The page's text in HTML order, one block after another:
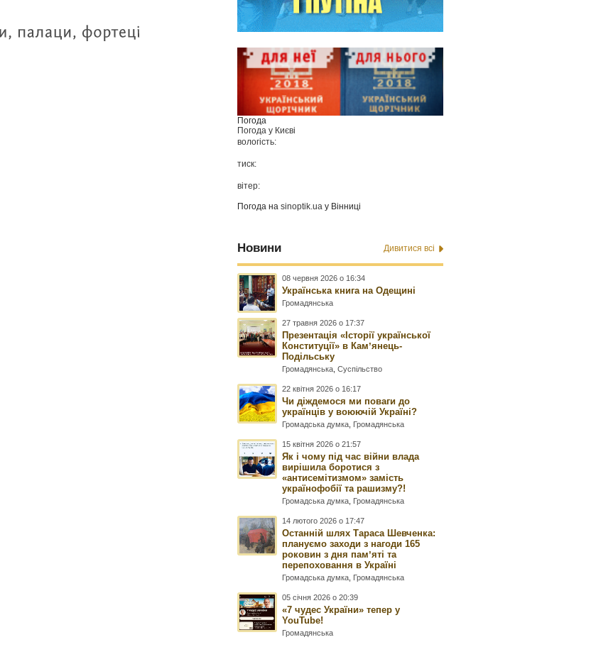
Погода
Погода у Києві
вологість:
тиск:
вітер:
Погода наsinoptik.ua у Вінниці
Новини Дивитися всі
08 червня 2026 о 16:34
Українська книга на Одещині
Громадянська
27 травня 2026 о 17:37
Презентація «Історії української
Конституції» в Камʼянець-
Подільську
Громадянська ,Суспільство
22 квітня 2026 о 16:17
Чи діждемося ми поваги до
українців у воюючій Україні?
Громадська думка Громадянська
15 квітня 2026 о 21:57
Як і чому під час війни влада
вирішила боротися з
«антисемітизмом» замість
українофобії та рашизму?!
Громадська думка Громадянська
14 лютого 2026 о 17:47
Останній шлях Тараса Шевченка:
плануємо заходи з нагоди 165
роковин з дня памʼяті та
перепоховання в Україні
Громадська думка Громадянська
05 січня 2026 о 20:39
«7 чудес України» тепер у
YouTube!
Громадянська